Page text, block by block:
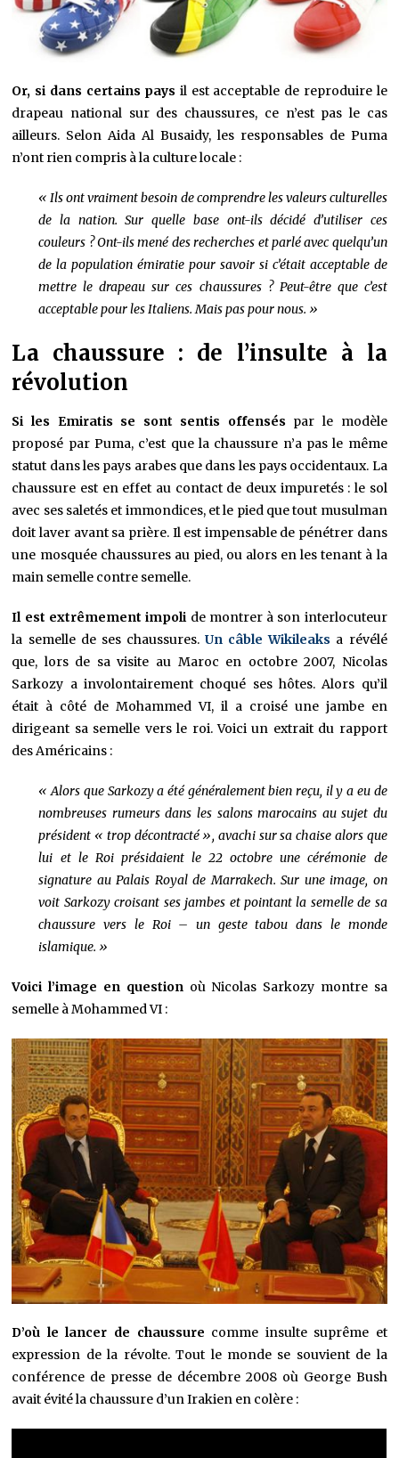
Or, si dans certains pays il est acceptable de reproduire le
drapeau national sur des chaussures, ce n’est pas le cas
ailleurs. Selon Aida Al Busaidy, les responsables de Puma
n’ont rien compris à la culture locale :
« Ils ont vraiment besoin de comprendre les valeurs culturelles
de la nation. Sur quelle base ont-ils décidé d’utiliser ces
couleurs ? Ont-ils mené des recherches et parlé avec quelqu’un
de la population émiratie pour savoir si c’était acceptable de
mettre le drapeau sur ces chaussures ? Peut-être que c’est
acceptable pour les Italiens. Mais pas pour nous. »
La chaussure : de l’insulte à la
révolution
Si les Emiratis se sont sentis offensés par le modèle
proposé par Puma, c’est que la chaussure n’a pas le même
statut dans les pays arabes que dans les pays occidentaux. La
chaussure est en effet au contact de deux impuretés : le sol
avec ses saletés et immondices, et le pied que tout musulman
doit laver avant sa prière. Il est impensable de pénétrer dans
une mosquée chaussures au pied, ou alors en les tenant à la
main semelle contre semelle.
Il est extrêmement impoli de montrer à son interlocuteur
la semelle de ses chaussures.Un câble Wikileaks a révélé
que, lors de sa visite au Maroc en octobre 2007, Nicolas
Sarkozy a involontairement choqué ses hôtes. Alors qu’il
était à côté de Mohammed VI, il a croisé une jambe en
dirigeant sa semelle vers le roi. Voici un extrait du rapport
des Américains :
« Alors que Sarkozy a été généralement bien reçu, il y a eu de
nombreuses rumeurs dans les salons marocains au sujet du
président « trop décontracté », avachi sur sa chaise alors que
lui et le Roi présidaient le 22 octobre une cérémonie de
signature au Palais Royal de Marrakech. Sur une image, on
voit Sarkozy croisant ses jambes et pointant la semelle de sa
chaussure vers le Roi – un geste tabou dans le monde
islamique. »
Voici l’image en questionoù Nicolas Sarkozy montre sa
semelle à Mohammed VI :
D’où le lancer de chaussure comme insulte suprême et
expression de la révolte. Tout le monde se souvient de la
conférence de presse de décembre 2008 où George Bush
avait évité la chaussure d’un Irakien en colère :